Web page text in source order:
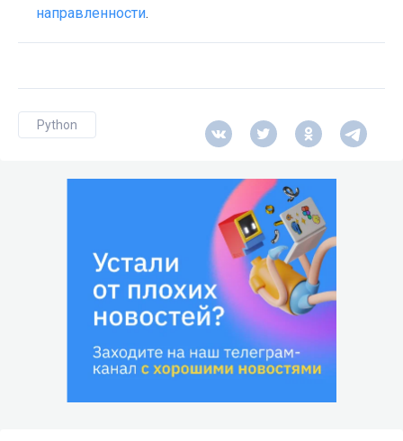
направленности.
Python